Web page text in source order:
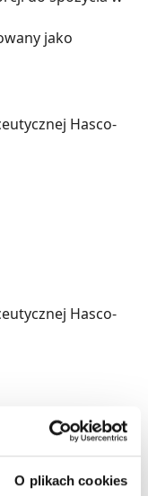
O plikach cookies
jako
Hasco-
Hasco-